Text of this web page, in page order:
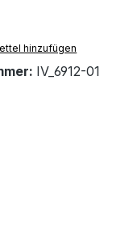
hinzufügen
IV_6912-01